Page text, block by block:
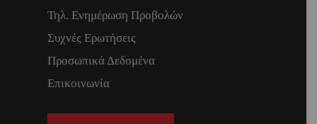
Τηλ. Ενημέρωση Προβολών
Συχνές Ερωτήσεις
Προσωπικά Δεδομένα
Επικοινωνία